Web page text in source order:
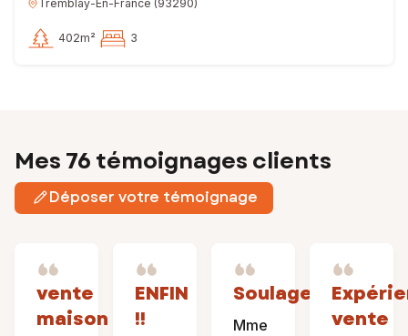
Tremblay-En-France (93290)
402m² 3
Mes 76 témoignages clients
Déposer votre témoignage
vente
maison
ENFIN
!!
Soulagements
Mme
vente